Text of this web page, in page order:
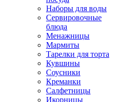
Наборы для воды
Сервировочные
блюда
Менажницы
Мармиты
Тарелки для торта
Кувшины
Соусники
Креманки
Салфетницы
Икорницы